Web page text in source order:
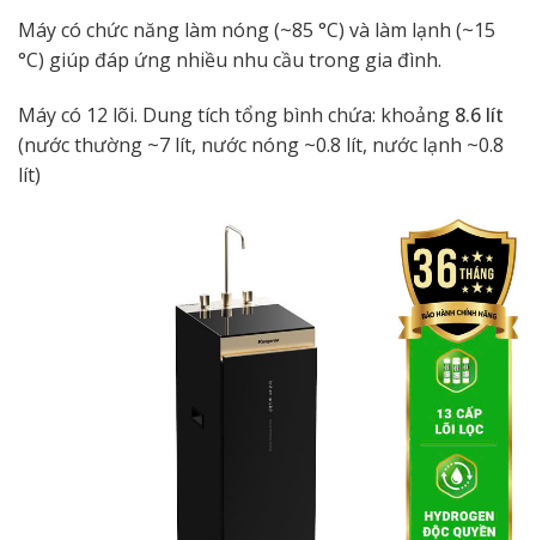
Máy có chức năng làm nóng (~85 °C) và làm lạnh (~15
°C) giúp đáp ứng nhiều nhu cầu trong gia đình.
Máy có 12 lõi. Dung tích tổng bình chứa: khoảng 8.6 lít
(nước thường ~7 lít, nước nóng ~0.8 lít, nước lạnh ~0.8
lít)